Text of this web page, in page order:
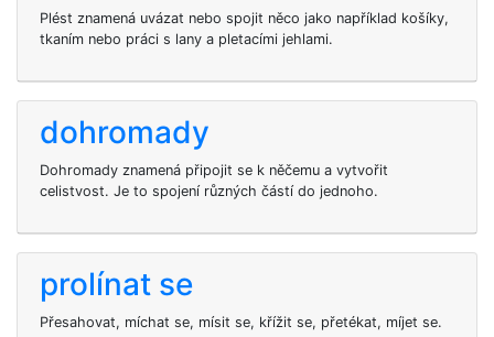
Plést znamená uvázat nebo spojit něco jako například košíky,
tkaním nebo práci s lany a pletacími jehlami.
dohromady
Dohromady znamená připojit se k něčemu a vytvořit
celistvost. Je to spojení různých částí do jednoho.
prolínat se
Přesahovat, míchat se, mísit se, křížit se, přetékat, míjet se.